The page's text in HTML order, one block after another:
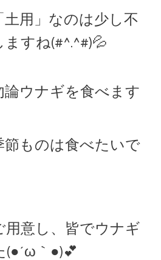
土用」なのは少し不
すね(#^.^#)💦
論ウナギを食べます
節ものは食べたいで
用意し、皆でウナギ
(●´ω｀●)💕